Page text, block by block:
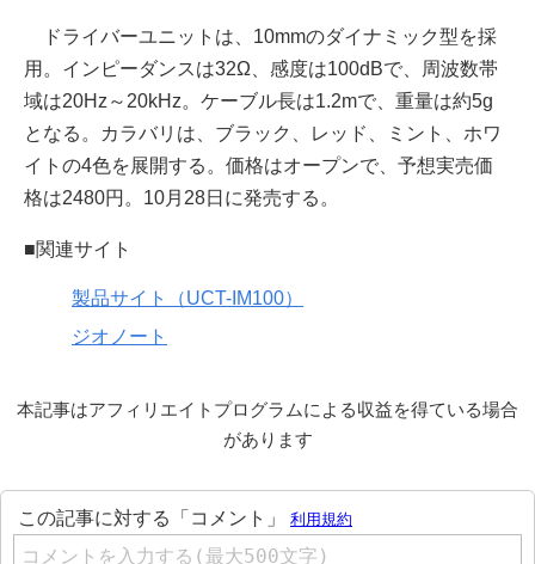
ドライバーユニットは、10mmのダイナミック型を採
用。インピーダンスは32Ω、感度は100dBで、周波数帯
域は20Hz～20kHz。ケーブル長は1.2mで、重量は約5g
となる。カラバリは、ブラック、レッド、ミント、ホワ
イトの4色を展開する。価格はオープンで、予想実売価
格は2480円。10月28日に発売する。
■関連サイト
製品サイト（UCT-IM100）
ジオノート
本記事はアフィリエイトプログラムによる収益を得ている場合
があります